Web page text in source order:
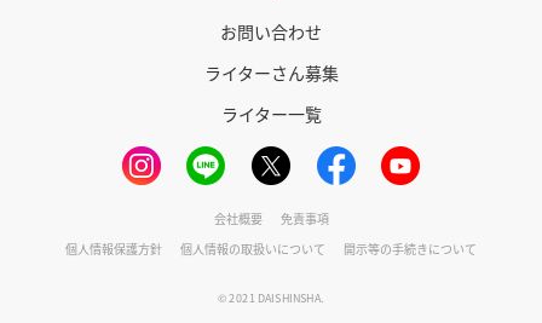
お問い合わせ
ライターさん募集
ライター一覧
会社概要
免責事項
個人情報保護方針
個人情報の取扱いについて 開示等の手続きについて
© 2021 DAISHINSHA.